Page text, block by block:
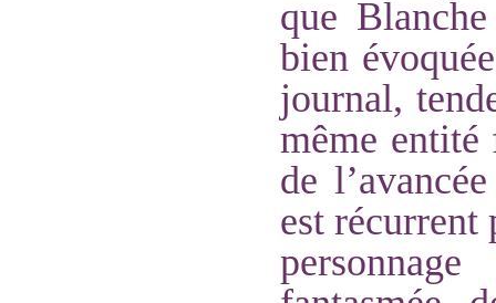
que
bien
journal,
même
de
est récurrent